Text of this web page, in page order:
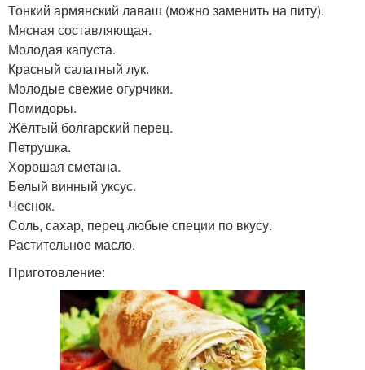
Тонкий армянский лаваш (можно заменить на питу).
Мясная составляющая.
Молодая капуста.
Красный салатный лук.
Молодые свежие огурчики.
Помидоры.
Жёлтый болгарский перец.
Петрушка.
Хорошая сметана.
Белый винный уксус.
Чеснок.
Соль, сахар, перец любые специи по вкусу.
Растительное масло.
Приготовление: